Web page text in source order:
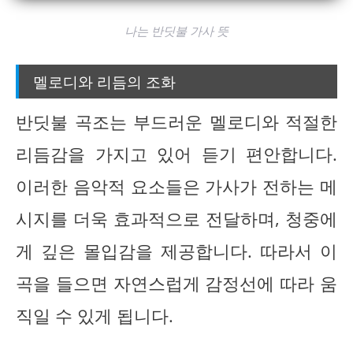
나는 반딧불 가사 뜻
멜로디와 리듬의 조화
반딧불 곡조는 부드러운 멜로디와 적절한
리듬감을 가지고 있어 듣기 편안합니다.
이러한 음악적 요소들은 가사가 전하는 메
시지를 더욱 효과적으로 전달하며, 청중에
게 깊은 몰입감을 제공합니다. 따라서 이
곡을 들으면 자연스럽게 감정선에 따라 움
직일 수 있게 됩니다.